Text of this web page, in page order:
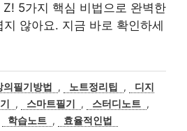
5가지 핵심 비법으로 완벽한
않아요. 지금 바로 확인하세
의필기방법 , 노트정리팁 ,
디지
, 스마트필기 , 스터디노트 ,
학습노트 , 효율적인법